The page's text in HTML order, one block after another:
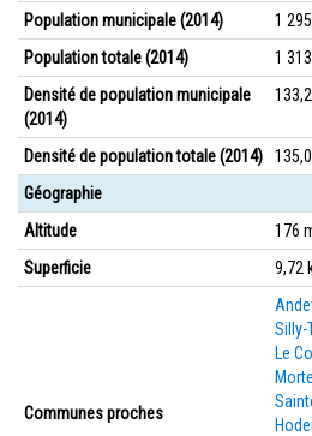
Population municipale (2014)
1
Population totale (2014)
1
Densité de population municipale
(2014)
Densité de population totale (2014)
Géographie
Altitude
176
Superficie
9,72
Communes proches
Silly-
Le